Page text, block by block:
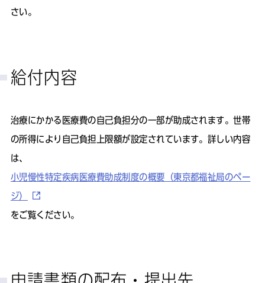
さい。
給付内容
治療にかかる医療費の自己負担分の一部が助成されます。世帯
の所得により自己負担上限額が設定されています。詳しい内容
は、
小児慢性特定疾病医療費助成制度の概要（東京都福祉局のペー
ジ）
をご覧ください。